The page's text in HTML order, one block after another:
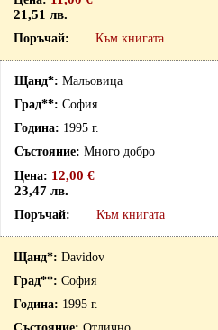
21,51 лв.
Към книгата
Мальовица
София
1995 г.
Много добро
12,00 €
23,47 лв.
Към книгата
Davidov
София
1995 г.